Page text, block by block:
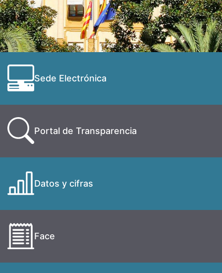
Sede Electrónica
Portal de Transparencia
Datos y cifras
Face